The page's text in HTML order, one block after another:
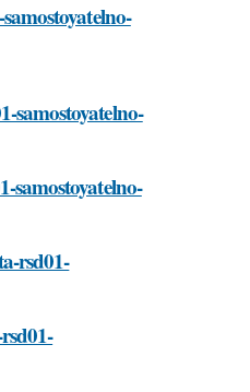
samostoyatelno-
samostoyatelno-
rsd01-